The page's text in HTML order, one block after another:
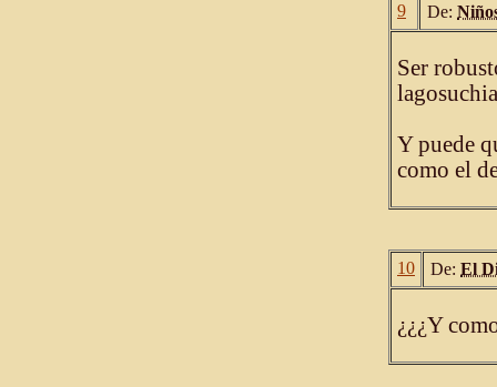
9 De:
Ser
Y puede
como el
10 De: El
¿¿¿Y